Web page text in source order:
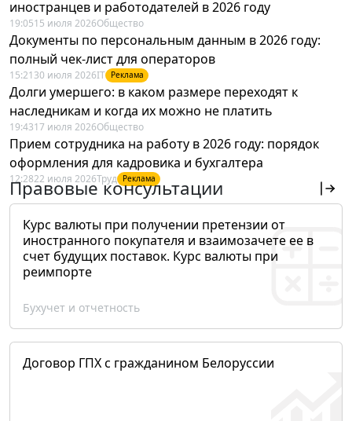
иностранцев и работодателей в 2026 году
19:0515 июля 2026Общество
Документы по персональным данным в 2026 году:
полный чек-лист для операторов
15:21 30 июля 2026IT Реклама
Долги умершего: в каком размере переходят к
наследникам и когда их можно не платить
19:4317 июля 2026Общество
Прием сотрудника на работу в 2026 году: порядок
оформления для кадровика и бухгалтера
12:2822 июля 2026Труд Реклама
Правовые консультации
Курс валюты при получении претензии от
иностранного покупателя и взаимозачете ее в
счет будущих поставок. Курс валюты при
реимпорте
Бухучет и отчетность
Договор ГПХ с гражданином Белоруссии